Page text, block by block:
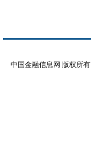
中国金融信息网 版权所有